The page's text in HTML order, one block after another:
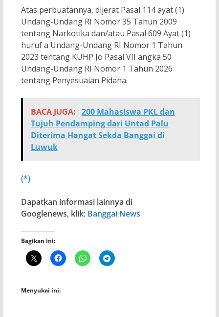
Atas perbuatannya, dijerat Pasal 114 ayat (1)
Undang-Undang RI Nomor 35 Tahun 2009
tentang Narkotika dan/atau Pasal 609 Ayat (1)
huruf a Undang-Undang RI Nomor 1 Tahun
2023 tentang KUHP Jo Pasal VII angka 50
Undang-Undang RI Nomor 1 Tahun 2026
tentang Penyesuaian Pidana.
BACA JUGA: 200 Mahasiswa PKL dan
Tujuh Pendamping dari Untad Palu
Diterima Hangat Sekda Banggai di
Luwuk
(*)
Dapatkan informasi lainnya di
Googlenews, klik: Banggai News
Bagikan ini:
Menyukai ini: